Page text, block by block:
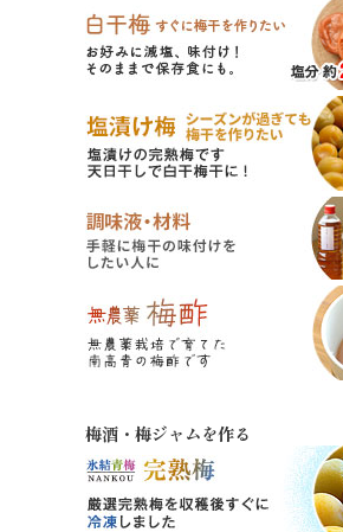
梅酒・梅ジャムを作る